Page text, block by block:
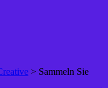
> Sammeln Sie